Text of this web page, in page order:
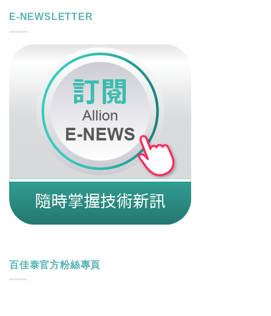
E-NEWSLETTER
百佳泰官方粉絲專頁